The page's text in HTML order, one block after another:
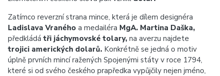
Zatímco reverzní strana mince, která je dílem designéra
Ladislava Vraného a medailéra MgA. Martina Daška,
předkládá tři jáchymovské tolary, na averzu najdete
trojici amerických dolarů. Konkrétně se jedná o motiv
úplně prvních mincí ražených Spojenými státy v roce 1794,
které si od svého českého prapředka vypůjčily nejen jméno,